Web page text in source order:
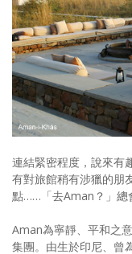
連結緊密程度，說來有
有對旅館稍有涉獵的朋
點……「去Aman？」總
Aman為寧靜、平和之
集團。由生於印尼、曾